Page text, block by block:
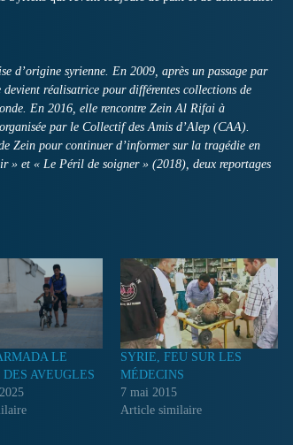
d’origine syrienne. En 2009, après un passage par
réalisatrice pour différentes collections de
En 2016, elle rencontre Zein Al Rifai à
par le Collectif des Amis d’Alep (CAA).
Zein pour continuer d’informer sur la tragédie en
» et « Le Péril de soigner » (2018), deux reportages
LE
AVEUGLES
SYRIE, FEU SUR LES
MÉDECINS
7 mai 2015
Article similaire